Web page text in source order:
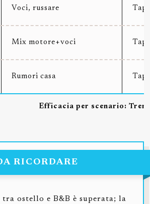
Efficacia per scenario:
Voci, russare
Mix motore+voci
Rumori casa
RICORDARE
tra ostello e B&B è superata; la